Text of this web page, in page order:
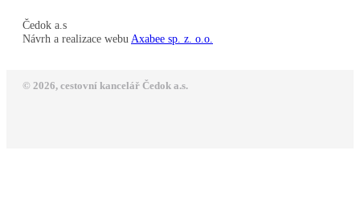
Čedok a.s
Návrh a realizace webu Axabee sp. z. o.o.
© 2026, cestovní kancelář Čedok a.s.